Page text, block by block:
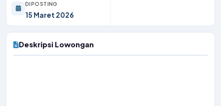
DIPOSTING
15 Maret 2026
Deskripsi Lowongan